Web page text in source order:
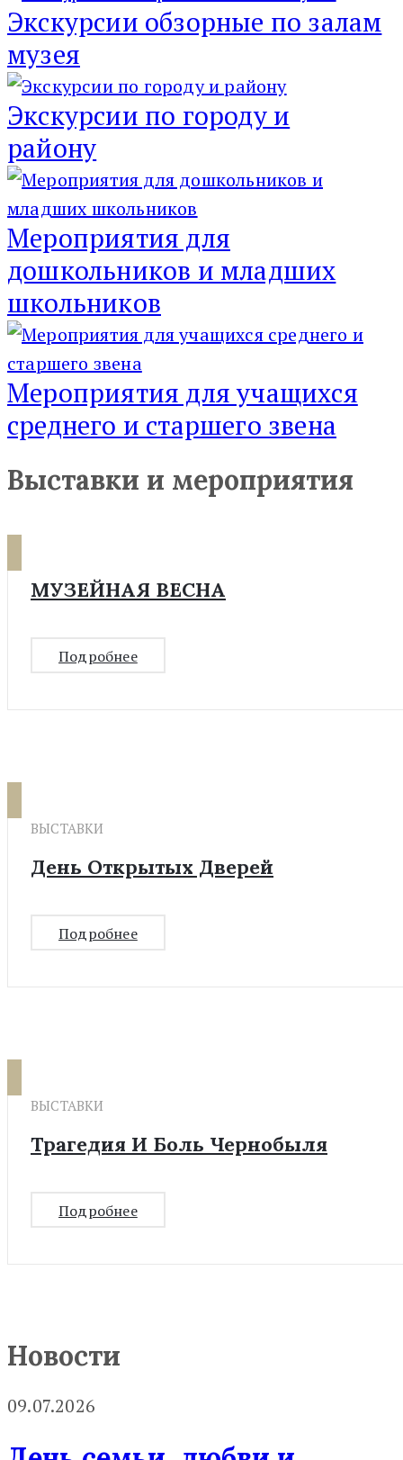
Экскурсии обзорные по залам
музея
Экскурсии по городу и
району
Мероприятия для
дошкольников и младших
школьников
Мероприятия для учащихся
среднего и старшего звена
Выставки и мероприятия
МУЗЕЙНАЯ ВЕСНА
Подробнее
ВЫСТАВКИ
День Открытых Дверей
Подробнее
ВЫСТАВКИ
Трагедия И Боль Чернобыля
Подробнее
Новости
09.07.2026